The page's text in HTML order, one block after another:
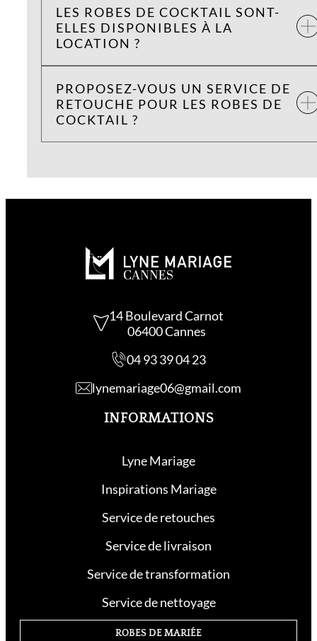
LES ROBES DE COCKTAIL SONT-
ELLES DISPONIBLES À LA
LOCATION ?
PROPOSEZ-VOUS UN SERVICE DE
RETOUCHE POUR LES ROBES DE
COCKTAIL ?
14 Boulevard Carnot
06400 Cannes
04 93 39 04 23
lynemariage06@gmail.com
INFORMATIONS
Lyne Mariage
Inspirations Mariage
Service de retouches
Service de livraison
Service de transformation
Service de nettoyage
ROBES DE MARIÉE